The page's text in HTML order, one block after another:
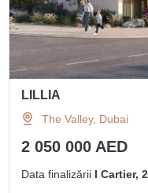
LILLIA
The Valley, Dubai
2 050 000 AED
Data finalizării I Cartier,